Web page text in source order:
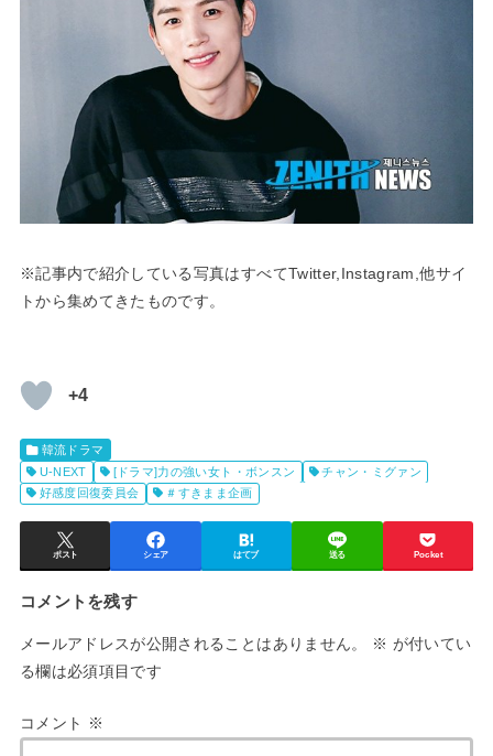
※記事内で紹介している写真はすべてTwitter,Instagram,他サイ
トから集めてきたものです。
+4
韓流ドラマ
U-NEXT
[ドラマ]力の強い女ト・ボンスン
チャン・ミグァン
好感度回復委員会
＃すきまま企画
ポスト シェア はてブ 送る Pocket
コメントを残す
メールアドレスが公開されることはありません。 ※ が付いてい
る欄は必須項目です
コメント ※